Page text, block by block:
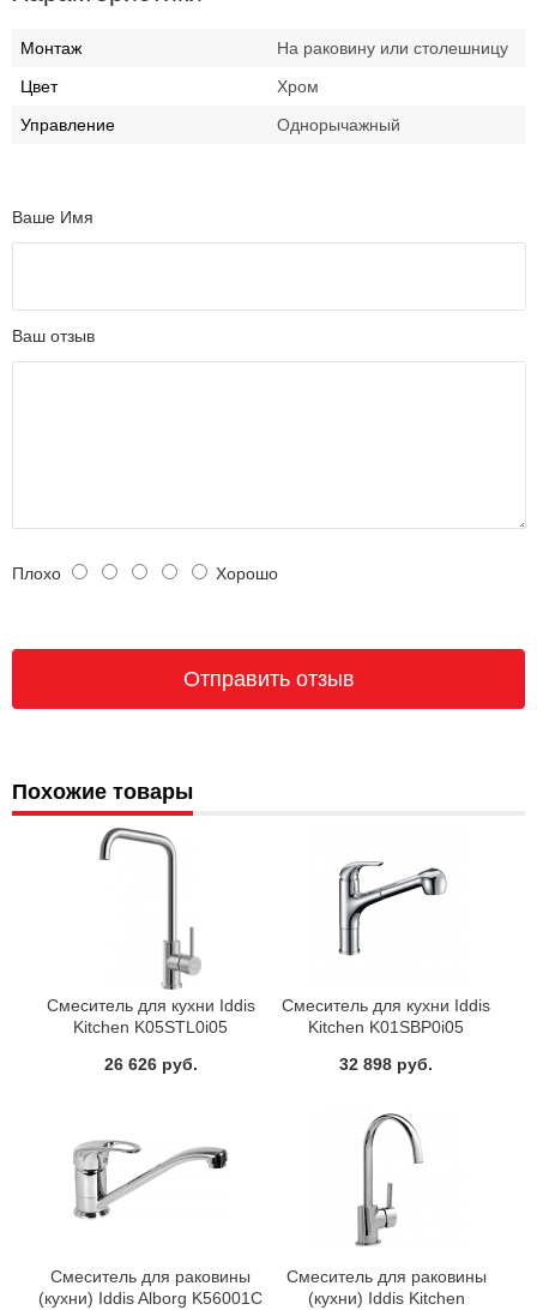
Монтаж
На раковину или столешницу
Цвет
Хром
Управление
Однорычажный
Ваше Имя
Ваш отзыв
Плохо Хорошо
Похожие товары
Смеситель для кухни Iddis
Kitchen K05STL0i05
26 626 руб.
Смеситель для кухни Iddis
Kitchen K01SBP0i05
32 898 руб.
Смеситель для раковины
(кухни) Iddis Alborg K56001C
Смеситель для раковины
(кухни) Iddis Kitchen